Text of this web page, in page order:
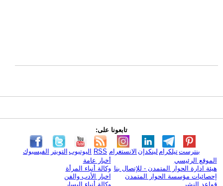
تابعونا على:
الفيسبوك التويتر اليوتيوب RSS الانستغرام لينكدإن تيلكرامبنترست
الموقع الرئيسي
هيئة ادارة الحوار المتمدن - للإتصال بنا
إحصائيات مؤسسة الحوار المتمدن
قواعد النشر
أخبار عامة
وكالة أنباء المرأة
اخبار الأدب والفن
وكالة أنباء اليسار